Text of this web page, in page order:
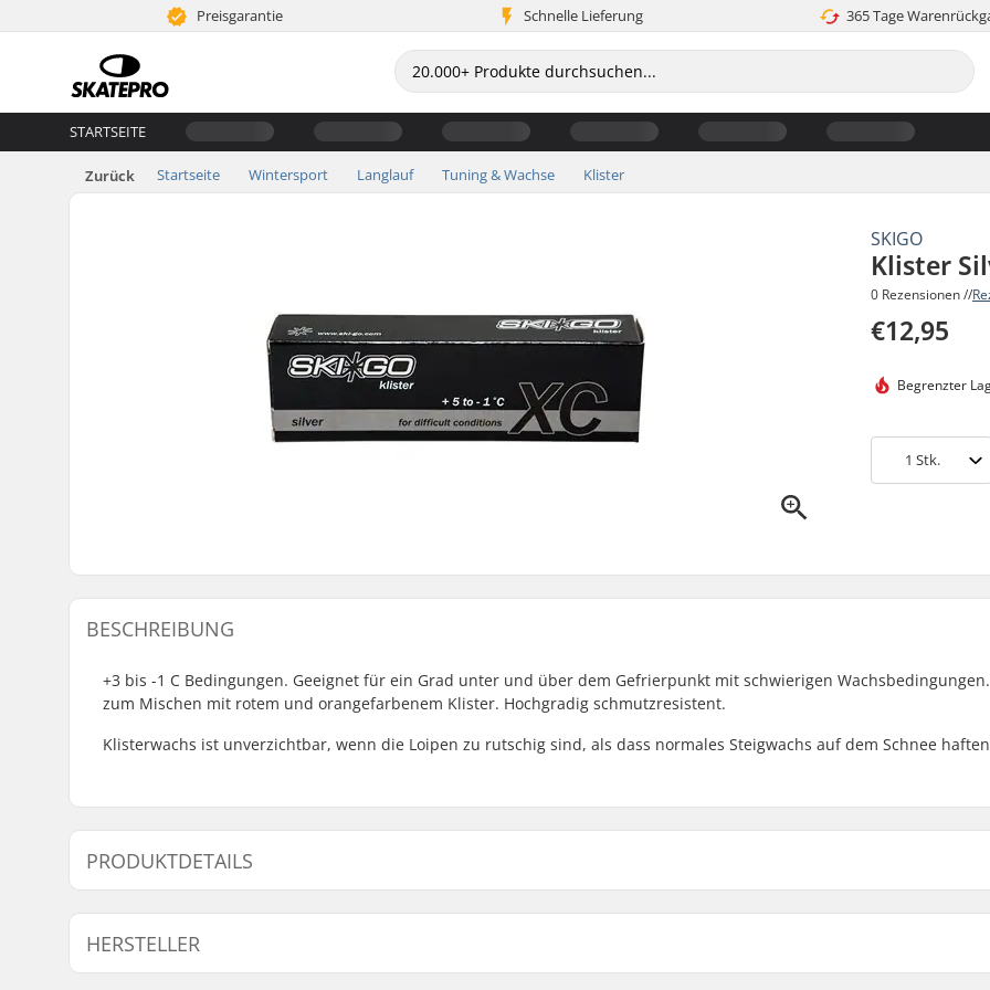
Preisgarantie Schnelle Lieferung 365 Tage
STARTSEITE
Zurück Startseite Wintersport Langlauf Tuning & Wachse Klister
SKIGO
Klister
0 Rezensionen //
€12,95
Begrenzter
1 Stk.
BESCHREIBUNG
+3 bis -1 C Bedingungen. Geeignet für ein Grad unter und über dem Gefrierpunkt mit schwierigen
zum Mischen mit rotem und orangefarbenem Klister. Hochgradig schmutzresistent.
Klisterwachs ist unverzichtbar, wenn die Loipen zu rutschig sind, als dass normales Steigwachs auf dem Schnee
PRODUKTDETAILS
Temperatur: +3 bis -1 °C
HERSTELLER